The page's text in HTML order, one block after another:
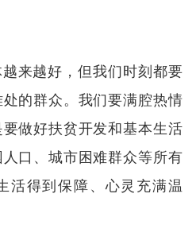
来越好，但我们时刻都要
的群众。我们要满腔热情
做好扶贫开发和基本生活
口、城市困难群众等所有
活得到保障、心灵充满温